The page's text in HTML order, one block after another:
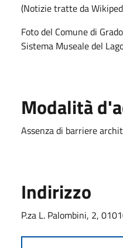
(Notizie tratte da
Foto del Comune di
Sistema Museale del
Modalità
Assenza di barriere
Indirizzo
P.za L. Palombini, 2,